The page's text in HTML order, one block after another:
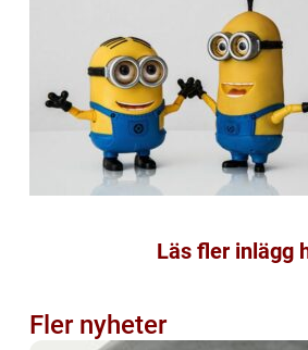
Läs fler inlägg
Fler nyheter